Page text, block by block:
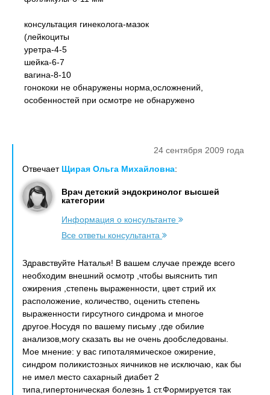
консультация гинеколога-мазок
(лейкоциты
уретра-4-5
шейка-6-7
вагина-8-10
гонококи не обнаружены норма,осложнений,
особенностей при осмотре не обнаружено
24 сентября 2009 года
Отвечает Щирая Ольга Михайловна:
Врач детский эндокринолог высшей
категории
Информация о консультанте
Все ответы консультанта
Здравствуйте Наталья! В вашем случае прежде всего
необходим внешний осмотр ,чтобы выяснить тип
ожирения ,степень выраженности, цвет стрий их
расположение, количество, оценить степень
выраженности гирсутного синдрома и многое
другое.Носудя по вашему письму ,где обилие
анализов,могу сказать вы не очень дообследованы.
Мое мнение: у вас гипоталямическое ожирение,
синдром поликистозных яичников не исключаю, как бы
не имел место сахарный диабет 2
типа,гипертоническая болезнь 1 ст.Формируется так